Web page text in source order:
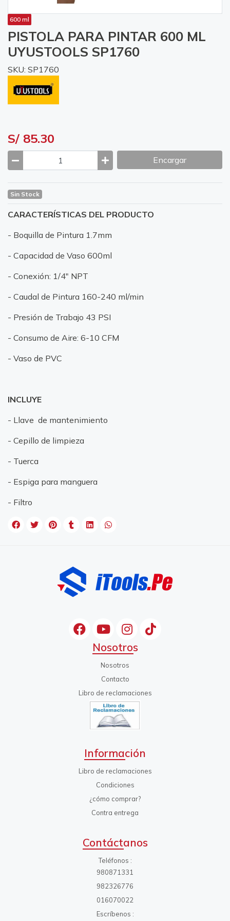
600 ml
PISTOLA PARA PINTAR 600 ML
UYUSTOOLS SP1760
SKU: SP1760
S/ 85.30
Encargar
Sin Stock
CARACTERÍSTICAS DEL PRODUCTO
- Boquilla de Pintura 1.7mm
- Capacidad de Vaso 600ml
- Conexión: 1/4" NPT
- Caudal de Pintura 160-240 ml/min
- Presión de Trabajo 43 PSI
- Consumo de Aire: 6-10 CFM
- Vaso de PVC
INCLUYE
- Llave de mantenimiento
- Cepillo de limpieza
- Tuerca
- Espiga para manguera
- Filtro
Nosotros
Nosotros
Contacto
Libro de reclamaciones
Información
Libro de reclamaciones
Condiciones
¿cómo comprar?
Contra entrega
Contáctanos
Teléfonos
980871331
982326776
016070022
Escríbenos